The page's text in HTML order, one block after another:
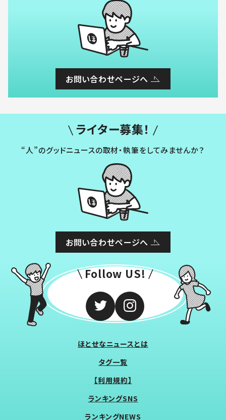
お問い合わせページへ
ライター募集！
“人”のグッドニュースの取材・執筆をしてみませんか？
お問い合わせページへ
Follow US!
ほとせなニュースとは
タグ一覧
【利用規約】
ランキングSNS
ランキングNEWS